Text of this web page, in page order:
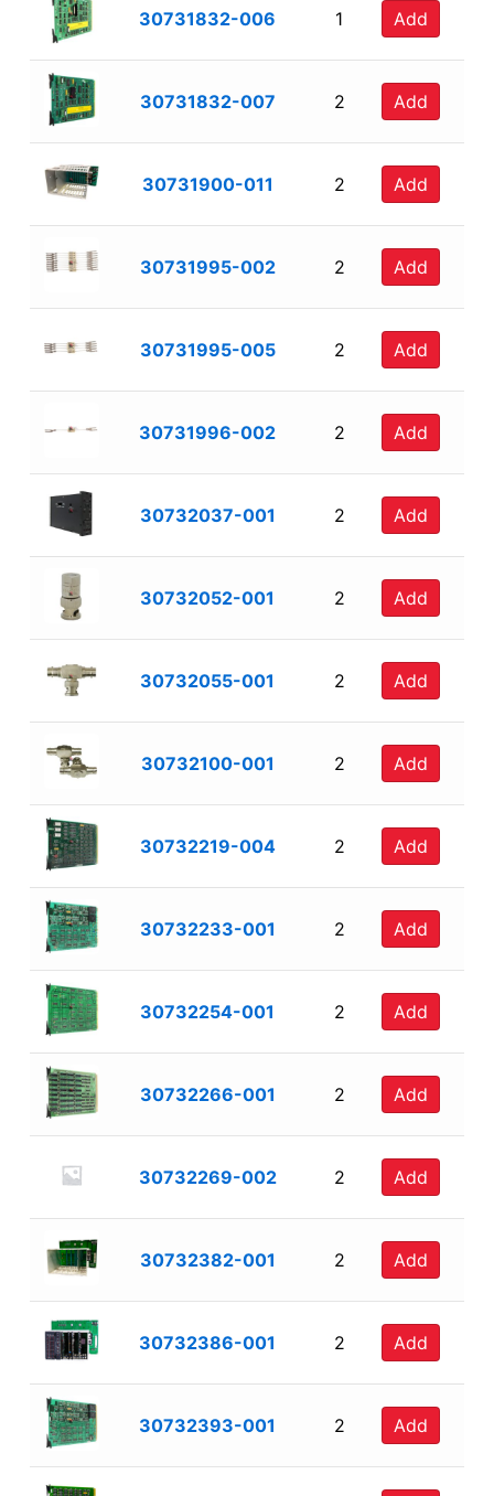
30731832-006 1 Add
30731832-007 2 Add
30731900-011 2 Add
30731995-002 2 Add
30731995-005 2 Add
30731996-002 2 Add
30732037-001 2 Add
30732052-001 2 Add
30732055-001 2 Add
30732100-001 2 Add
30732219-004 2 Add
30732233-001 2 Add
30732254-001 2 Add
30732266-001 2 Add
30732269-002 2 Add
30732382-001 2 Add
30732386-001 2 Add
30732393-001 2 Add